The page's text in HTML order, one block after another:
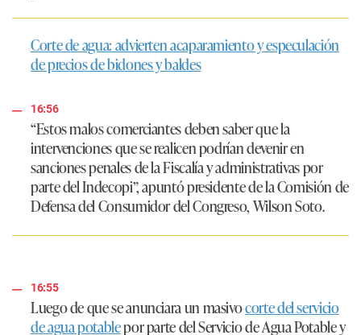
Corte de agua: advierten acaparamiento y especulación
de precios de bidones y baldes
16:56
“Estos malos comerciantes deben saber que la
intervenciones que se realicen podrían devenir en
sanciones penales de la Fiscalía y administrativas por
parte del Indecopi”, apuntó presidente de la Comisión de
Defensa del Consumidor del Congreso, Wilson Soto.
16:55
Luego de que se anunciara un masivocorte del servicio
de agua potablepor parte del Servicio de Agua Potable y